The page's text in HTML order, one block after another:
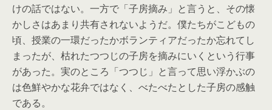
けの話ではない。一方で「子房摘み」と言うと、その懐
かしさはあまり共有されないようだ。僕たちがこどもの
頃、授業の一環だったかボランティアだったか忘れてし
まったが、枯れたつつじの子房を摘みにいくという行事
があった。実のところ「つつじ」と言って思い浮かぶの
は色鮮やかな花弁ではなく、べたべたとした子房の感触
である。